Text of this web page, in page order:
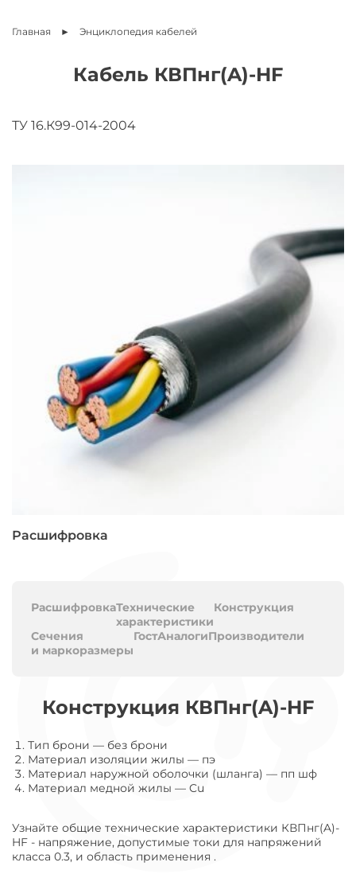
Главная Энциклопедия кабелей
Кабель КВПнг(A)-HF
ТУ 16.К99-014-2004
Расшифровка
РасшифровкаТехнические
характеристики
Конструкция
Сечения
и маркоразмеры
ГостАналогиПроизводители
Конструкция КВПнг(A)-HF
Тип брони — без брони
Материал изоляции жилы — пэ
Материал наружной оболочки (шланга) — пп шф
Материал медной жилы — Cu
Узнайте общие технические характеристики КВПнг(A)-
HF - напряжение, допустимые токи для напряжений
класса 0.3, и область применения .